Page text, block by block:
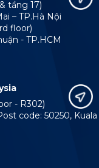
tầng 17)
– TP.Hà Nội
floor)
- TP.HCM
- R302)
code: 50250, Kuala